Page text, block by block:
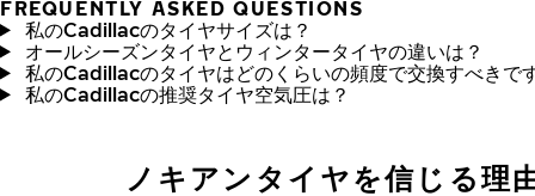
FREQUENTLY ASKED QUESTIONS
私のCadillacのタイヤサイズは？
オールシーズンタイヤとウィンタータイヤの違いは？
私のCadillacのタイヤはどのくらいの頻度で交換すべきで
私のCadillacの推奨タイヤ空気圧は？
ノキアンタイヤを信じる理